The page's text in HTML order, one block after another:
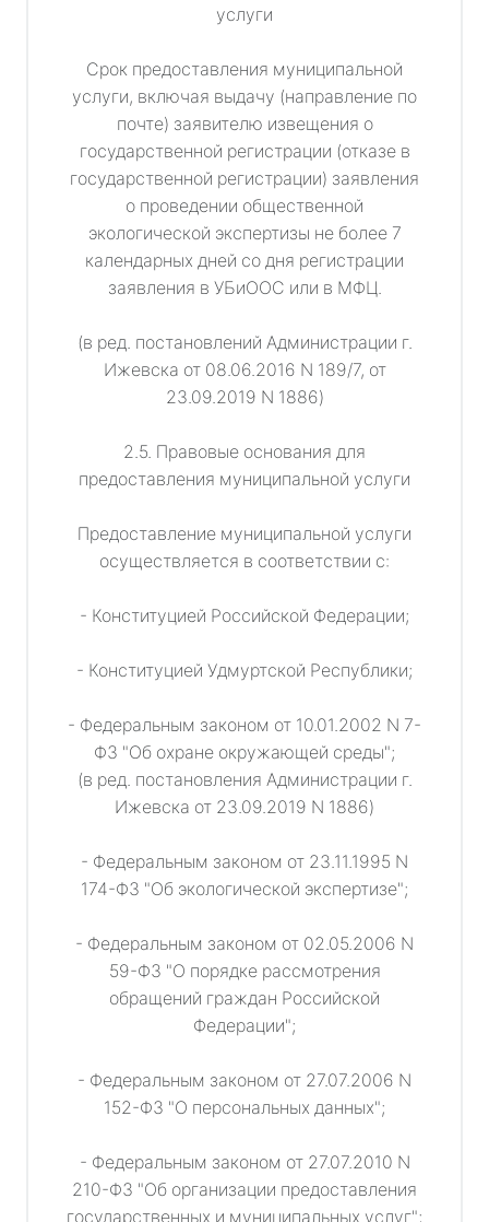
услуги
Срок предоставления муниципальной
услуги, включая выдачу (направление по
почте) заявителю извещения о
государственной регистрации (отказе в
государственной регистрации) заявления
о проведении общественной
экологической экспертизы не более 7
календарных дней со дня регистрации
заявления в УБиООС или в МФЦ.
(в ред. постановлений Администрации г.
Ижевска от 08.06.2016 N 189/7, от
23.09.2019 N 1886)
2.5. Правовые основания для
предоставления муниципальной услуги
Предоставление муниципальной услуги
осуществляется в соответствии с:
- Конституцией Российской Федерации;
- Конституцией Удмуртской Республики;
- Федеральным законом от 10.01.2002 N 7-
ФЗ "Об охране окружающей среды";
(в ред. постановления Администрации г.
Ижевска от 23.09.2019 N 1886)
- Федеральным законом от 23.11.1995 N
174-ФЗ "Об экологической экспертизе";
- Федеральным законом от 02.05.2006 N
59-ФЗ "О порядке рассмотрения
обращений граждан Российской
Федерации";
- Федеральным законом от 27.07.2006 N
152-ФЗ "О персональных данных";
- Федеральным законом от 27.07.2010 N
210-ФЗ "Об организации предоставления
государственных и муниципальных услуг";